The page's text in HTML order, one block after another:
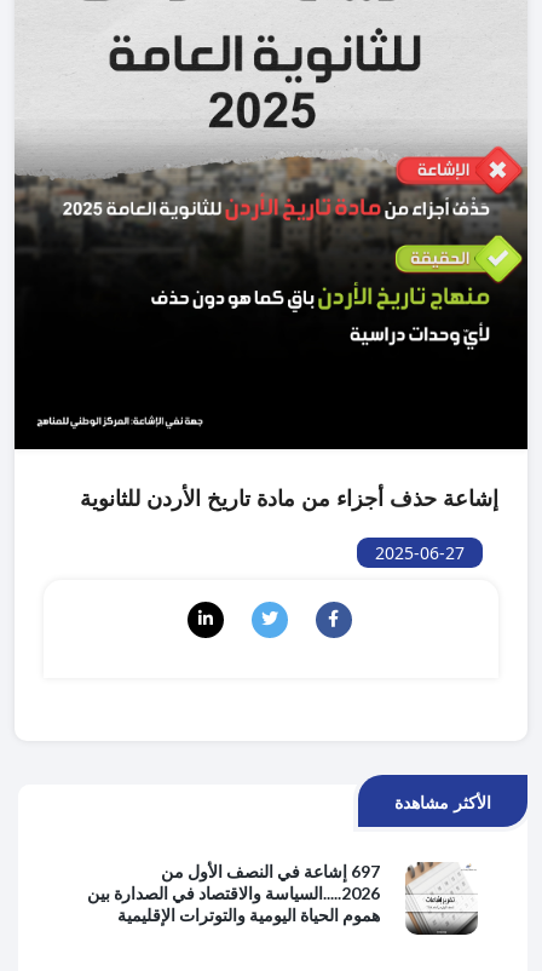
إشاعة حذف أجزاء من مادة تاريخ الأردن للثانوية
2025-06-27
الأكثر مشاهدة
697 إشاعة في النصف الأول من
2026.....السياسة والاقتصاد في الصدارة بين
هموم الحياة اليومية والتوترات الإقليمية